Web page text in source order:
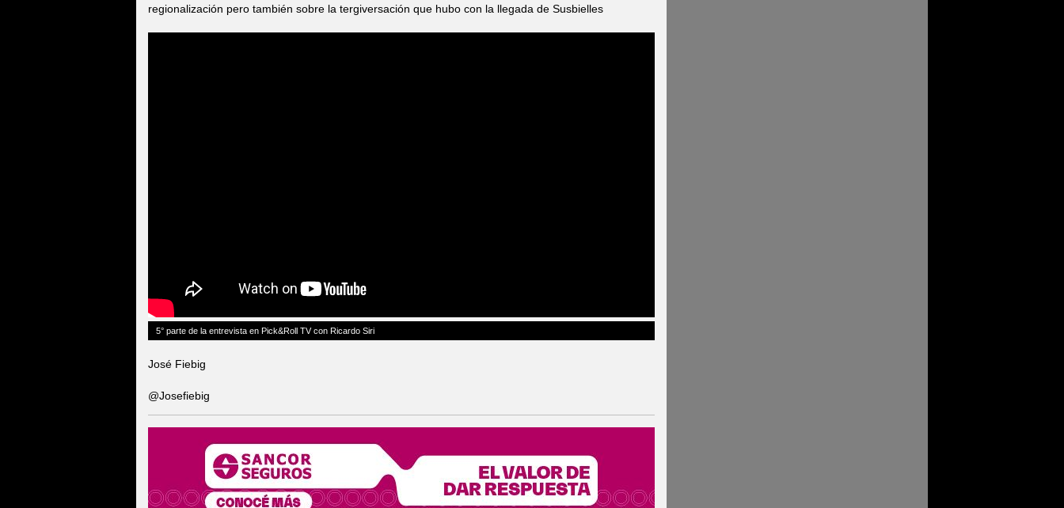
regionalización pero también sobre la tergiversación que hubo con la llegada de Susbielles
5° parte de la entrevista en Pick&Roll TV con Ricardo Siri
José Fiebig
@Josefiebig